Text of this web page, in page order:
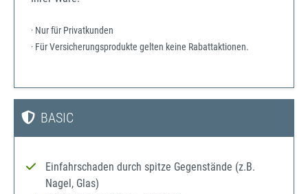
· Nur für Privatkunden
· Für Versicherungsprodukte gelten keine Rabattaktionen.
BASIC
Einfahrschaden durch spitze Gegenstände (z.B.
Nagel, Glas)